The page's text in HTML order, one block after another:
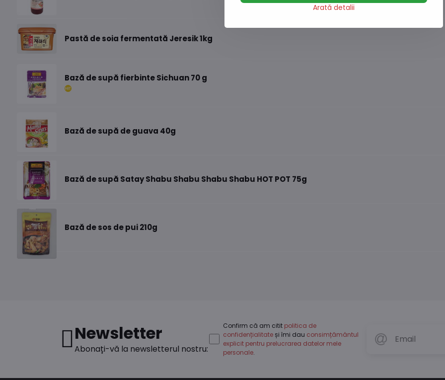
Pastă de soia fermentată Jeresik 1kg
Bază de supă fierbinte Sichuan 70 g
Bază de supă de guava 40g
Bază de supă Satay Shabu Shabu Shabu Shabu HOT POT 75g
Bază de sos de pui 210g
Newsletter
Abonați-vă la newsletterul nostru:
Confirm că am citit politica de
confidențialitateși îmi dau consimțământul
explicit pentru prelucrarea datelor mele
personale.
Arată detalii